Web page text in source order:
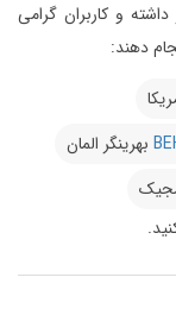
و کاربران گرامی
دهند:
بهرینگر المان